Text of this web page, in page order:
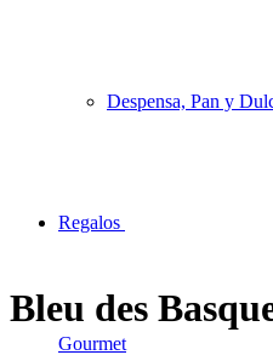
Despensa, Pan y
Regalos
Gourmet
Bleu des